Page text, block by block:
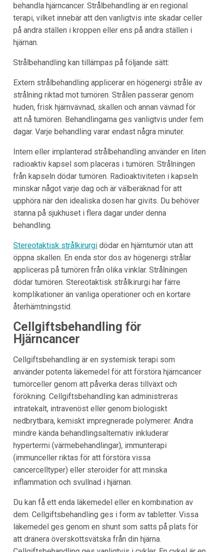
behandla hjärncancer. Strålbehandling är en regional
terapi, vilket innebär att den vanligtvis inte skadar celler
på andra ställen i kroppen eller ens på andra ställen i
hjärnan.
Strålbehandling kan tillämpas på följande sätt:
Extern strålbehandling applicerar en högenergi stråle av
strålning riktad mot tumören. Strålen passerar genom
huden, frisk hjärnvävnad, skallen och annan vävnad för
att nå tumören. Behandlingarna ges vanligtvis under fem
dagar. Varje behandling varar endast några minuter.
Intern eller implanterad strålbehandling använder en liten
radioaktiv kapsel som placeras i tumören. Strålningen
från kapseln dödar tumören. Radioaktiviteten i kapseln
minskar något varje dag och är välberäknad för att
upphöra när den idealiska dosen har givits. Du behöver
stanna på sjukhuset i flera dagar under denna
behandling.
Stereotaktisk strålkirurgidödar en hjärntumör utan att
öppna skallen. En enda stor dos av högenergi strålar
appliceras på tumören från olika vinklar. Strålningen
dödar tumören. Stereotaktisk strålkirurgi har färre
komplikationer än vanliga operationer och en kortare
återhämtningstid.
Cellgiftsbehandling för
Hjärncancer
Cellgiftsbehandling är en systemisk terapi som
använder potenta läkemedel för att förstöra hjärncancer
tumörceller genom att påverka deras tillväxt och
förökning. Cellgiftsbehandling kan administreras
intratekalt, intravenöst eller genom biologiskt
nedbrytbara, kemiskt impregnerade polymerer. Andra
mindre kända behandlingsalternativ inkluderar
hypertermi (värmebehandlingar), immunterapi
(immunceller riktas för att förstöra vissa
cancercelltyper) eller steroider för att minska
inflammation och svullnad i hjärnan.
Du kan få ett enda läkemedel eller en kombination av
dem. Cellgiftsbehandling ges i form av tabletter. Vissa
läkemedel ges genom en shunt som satts på plats för
att dränera överskottsvätska från din hjärna.